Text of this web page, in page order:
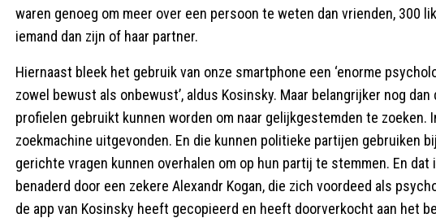
waren genoeg om meer over een persoon te weten dan vrienden, 300
iemand dan zijn of haar partner.
Hiernaast bleek het gebruik van onze smartphone een ‘enorme
zowel bewust als onbewust’, aldus Kosinsky. Maar belangrijker nog
profielen gebruikt kunnen worden om naar gelijkgestemden te
zoekmachine uitgevonden. En die kunnen politieke partijen gebruiken
gerichte vragen kunnen overhalen om op hun partij te stemmen. En
benaderd door een zekere Alexandr Kogan, die zich voordeed als
de app van Kosinsky heeft gecopieerd en heeft doorverkocht aan het